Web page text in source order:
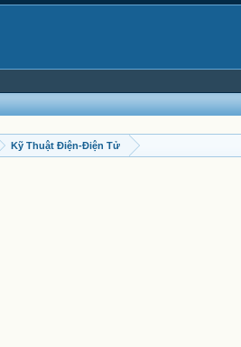
Kỹ Thuật Điện-Điện Tử